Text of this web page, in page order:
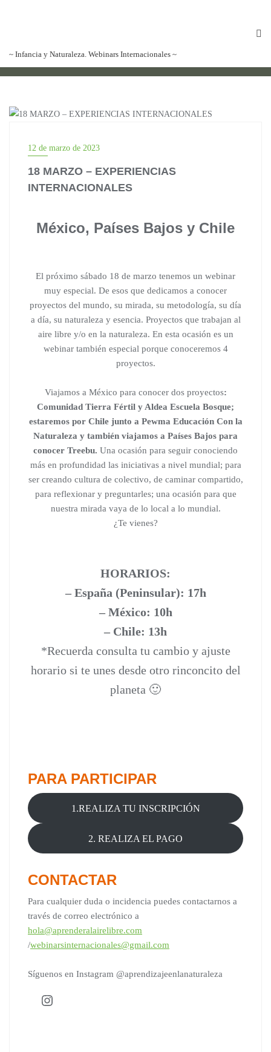
~ Infancia y Naturaleza. Webinars Internacionales ~
12 de marzo de 2023
18 MARZO – EXPERIENCIAS
INTERNACIONALES
México, Países Bajos y Chile
El próximo sábado 18 de marzo tenemos un webinar
muy especial. De esos que dedicamos a conocer
proyectos del mundo, su mirada, su metodología, su día
a día, su naturaleza y esencia. Proyectos que trabajan al
aire libre y/o en la naturaleza. En esta ocasión es un
webinar también especial porque conoceremos 4
proyectos.
Viajamos a México para conocer dos proyectos:
Comunidad Tierra Fértil y Aldea Escuela Bosque;
estaremos por Chile junto a Pewma Educación Con la
Naturaleza y también viajamos a Países Bajos para
conocer Treebu. Una ocasión para seguir conociendo
más en profundidad las iniciativas a nivel mundial; para
ser creando cultura de colectivo, de caminar compartido,
para reflexionar y preguntarles; una ocasión para que
nuestra mirada vaya de lo local a lo mundial.
¿Te vienes?
HORARIOS:
– España (Peninsular): 17h
– México: 10h
– Chile: 13h
*Recuerda consulta tu cambio y ajuste
horario si te unes desde otro rinconcito del
planeta 🙂
PARA PARTICIPAR
1.REALIZA TU INSCRIPCIÓN
2. REALIZA EL PAGO
CONTACTAR
Para cualquier duda o incidencia puedes contactarnos a
través de correo electrónico a
hola@aprenderalairelibre.com
/webinarsinternacionales@gmail.com
Síguenos en Instagram @aprendizajeenlanaturaleza